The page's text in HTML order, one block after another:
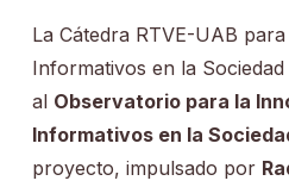
La Cátedra RTVE-UAB
Informativos en la
al Observatorio para la
Informativos en la
proyecto, impulsado por